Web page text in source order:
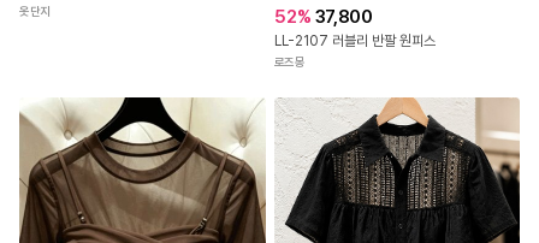
옷단지 52% 37,800
LL-2107 러블리 반팔 원피스
로즈몽